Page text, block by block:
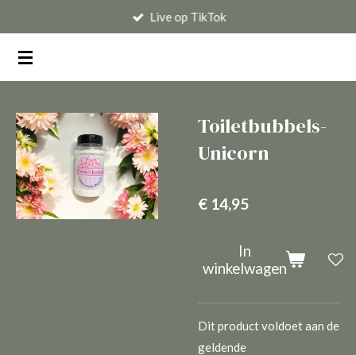
naar
de
Live op TikTok
Toiletbubbels-
Unicorn
€ 14,95
In
winkelwagen
Dit product voldoet aan de
geldende